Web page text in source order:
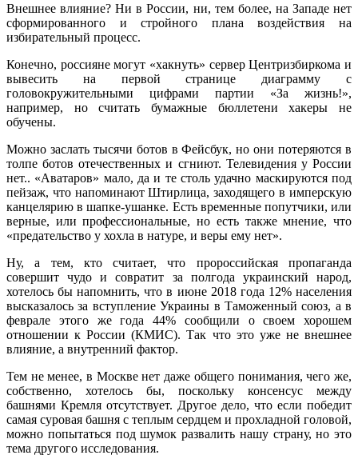
Внешнее влияние? Ни в России, ни, тем более, на Западе нет
сформированного и стройного плана воздействия на
избирательный процесс.
Конечно, россияне могут «хакнуть» сервер Центризбиркома и
вывесить на первой странице диаграмму с
головокружительными цифрами партии «За жизнь!»,
например, но считать бумажные бюллетени хакеры не
обучены.
Можно заслать тысячи ботов в Фейсбук, но они потеряются в
толпе ботов отечественных и сгниют. Телевидения у России
нет.. «Аватаров» мало, да и те столь удачно маскируются под
пейзаж, что напоминают Штирлица, заходящего в имперскую
канцелярию в шапке-ушанке. Есть временные попутчики, или
верные, или профессиональные, но есть также мнение, что
«предательство у хохла в натуре, и веры ему нет».
Ну, а тем, кто считает, что пророссийская пропаганда
совершит чудо и совратит за полгода украинский народ,
хотелось бы напомнить, что в июне 2018 года 12% населения
высказалось за вступление Украины в Таможенный союз, а в
феврале этого же года 44% сообщили о своем хорошем
отношении к России (КМИС). Так что это уже не внешнее
влияние, а внутренний фактор.
Тем не менее, в Москве нет даже общего понимания, чего же,
собственно, хотелось бы, поскольку консенсус между
башнями Кремля отсутствует. Другое дело, что если победит
самая суровая башня с теплым сердцем и прохладной головой,
можно попытаться под шумок развалить нашу страну, но это
тема другого исследования.